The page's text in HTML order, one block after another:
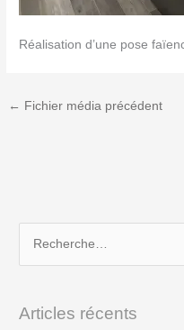
Réalisation d’une pose
← Fichier média précédent
hArticles récents